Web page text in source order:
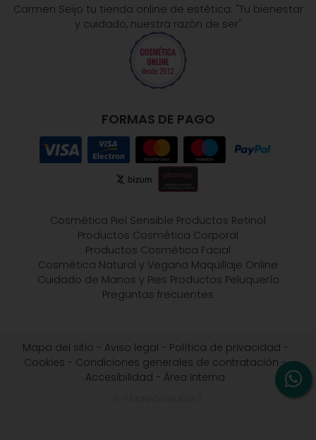
Carmen Seijo tu tienda online de estética: "Tu bienestar
y cuidado, nuestra razón de ser"
FORMAS DE PAGO
Cosmética Piel Sensible Productos Retinol
Productos Cosmética Corporal
Productos Cosmética Facial
Cosmética Natural y Vegana Maquillaje Online
Cuidado de Manos y Pies Productos Peluquería
Preguntas frecuentes
Mapa del sitio - Aviso legal - Política de privacidad -
Cookies - Condiciones generales de contratación -
Accesibilidad - Área Interna